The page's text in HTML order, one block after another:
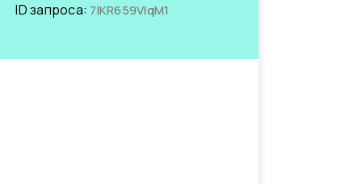
ID запроса: 7lKR659VIqM1